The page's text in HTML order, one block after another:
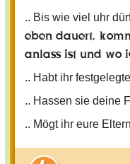
.. Bis wie viel uhr
eben dauert.
anlass ist und wo
.. Habt ihr
.. Hassen sie deine
.. Mögt ihr eure